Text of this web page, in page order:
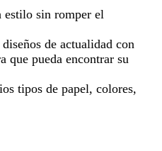
estilo sin romper el
de actualidad con
que pueda encontrar su
tipos de papel, colores,